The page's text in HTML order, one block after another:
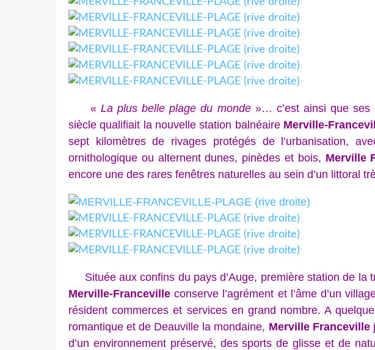
« La plus belle plage du monde»… c’est ainsi que ses
siècle qualifiait la nouvelle station balnéaire Merville-
sept kilomètres de rivages protégés de l’urbanisation,
ornithologique ou alternent dunes, pinèdes et bois, Merville
encore une des rares fenêtres naturelles au sein d’un littoral
Située aux confins du pays d’Auge, première station de la
Merville-Franceville conserve l’agrément et l’âme d’un
résident commerces et services en grand nombre. A
romantique et de Deauville la mondaine, Merville Franceville
d’un environnement préservé, des sports de glisse et de